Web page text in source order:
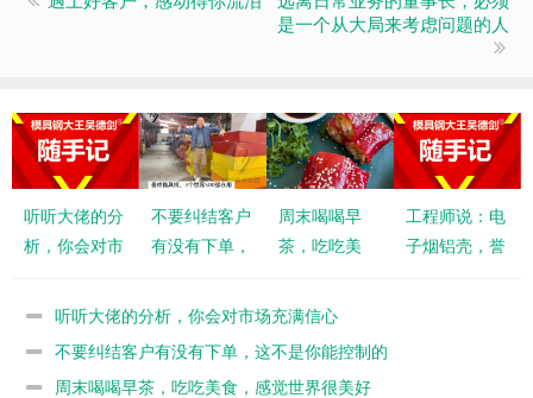
是一个从大局来考虑问题的人
听听大佬的分
析，你会对市
不要纠结客户
有没有下单，
制的
周末喝喝早
茶，吃吃美
很美好
工程师说：电
子烟铝壳，誉
听听大佬的分析，你会对市场充满信心
不要纠结客户有没有下单，这不是你能控制的
周末喝喝早茶，吃吃美食，感觉世界很美好